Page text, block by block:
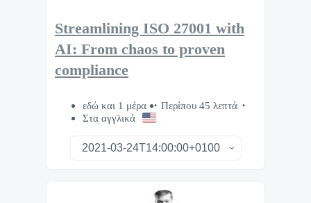
Streamlining ISO 27001 with
AI: From chaos to proven
compliance
εδώ και 1 μέρα
Περίπου 45 λεπτά
Στα αγγλικά